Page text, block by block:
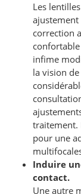
Les
correction
infime
la vision
traitement.
pour une
Induire
contact.
Une autre